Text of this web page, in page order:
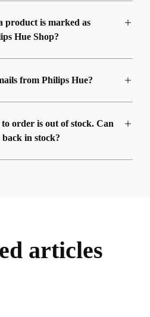
product is marked as
Hue Shop?
from Philips Hue?
order is out of stock. Can
in stock?
articles